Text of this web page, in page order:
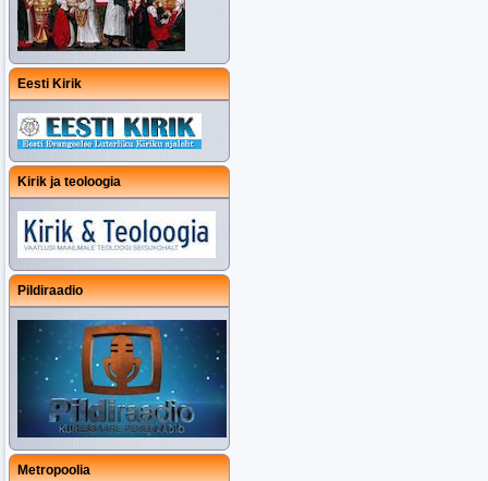
Eesti Kirik
Kirik ja teoloogia
Pildiraadio
Metropoolia